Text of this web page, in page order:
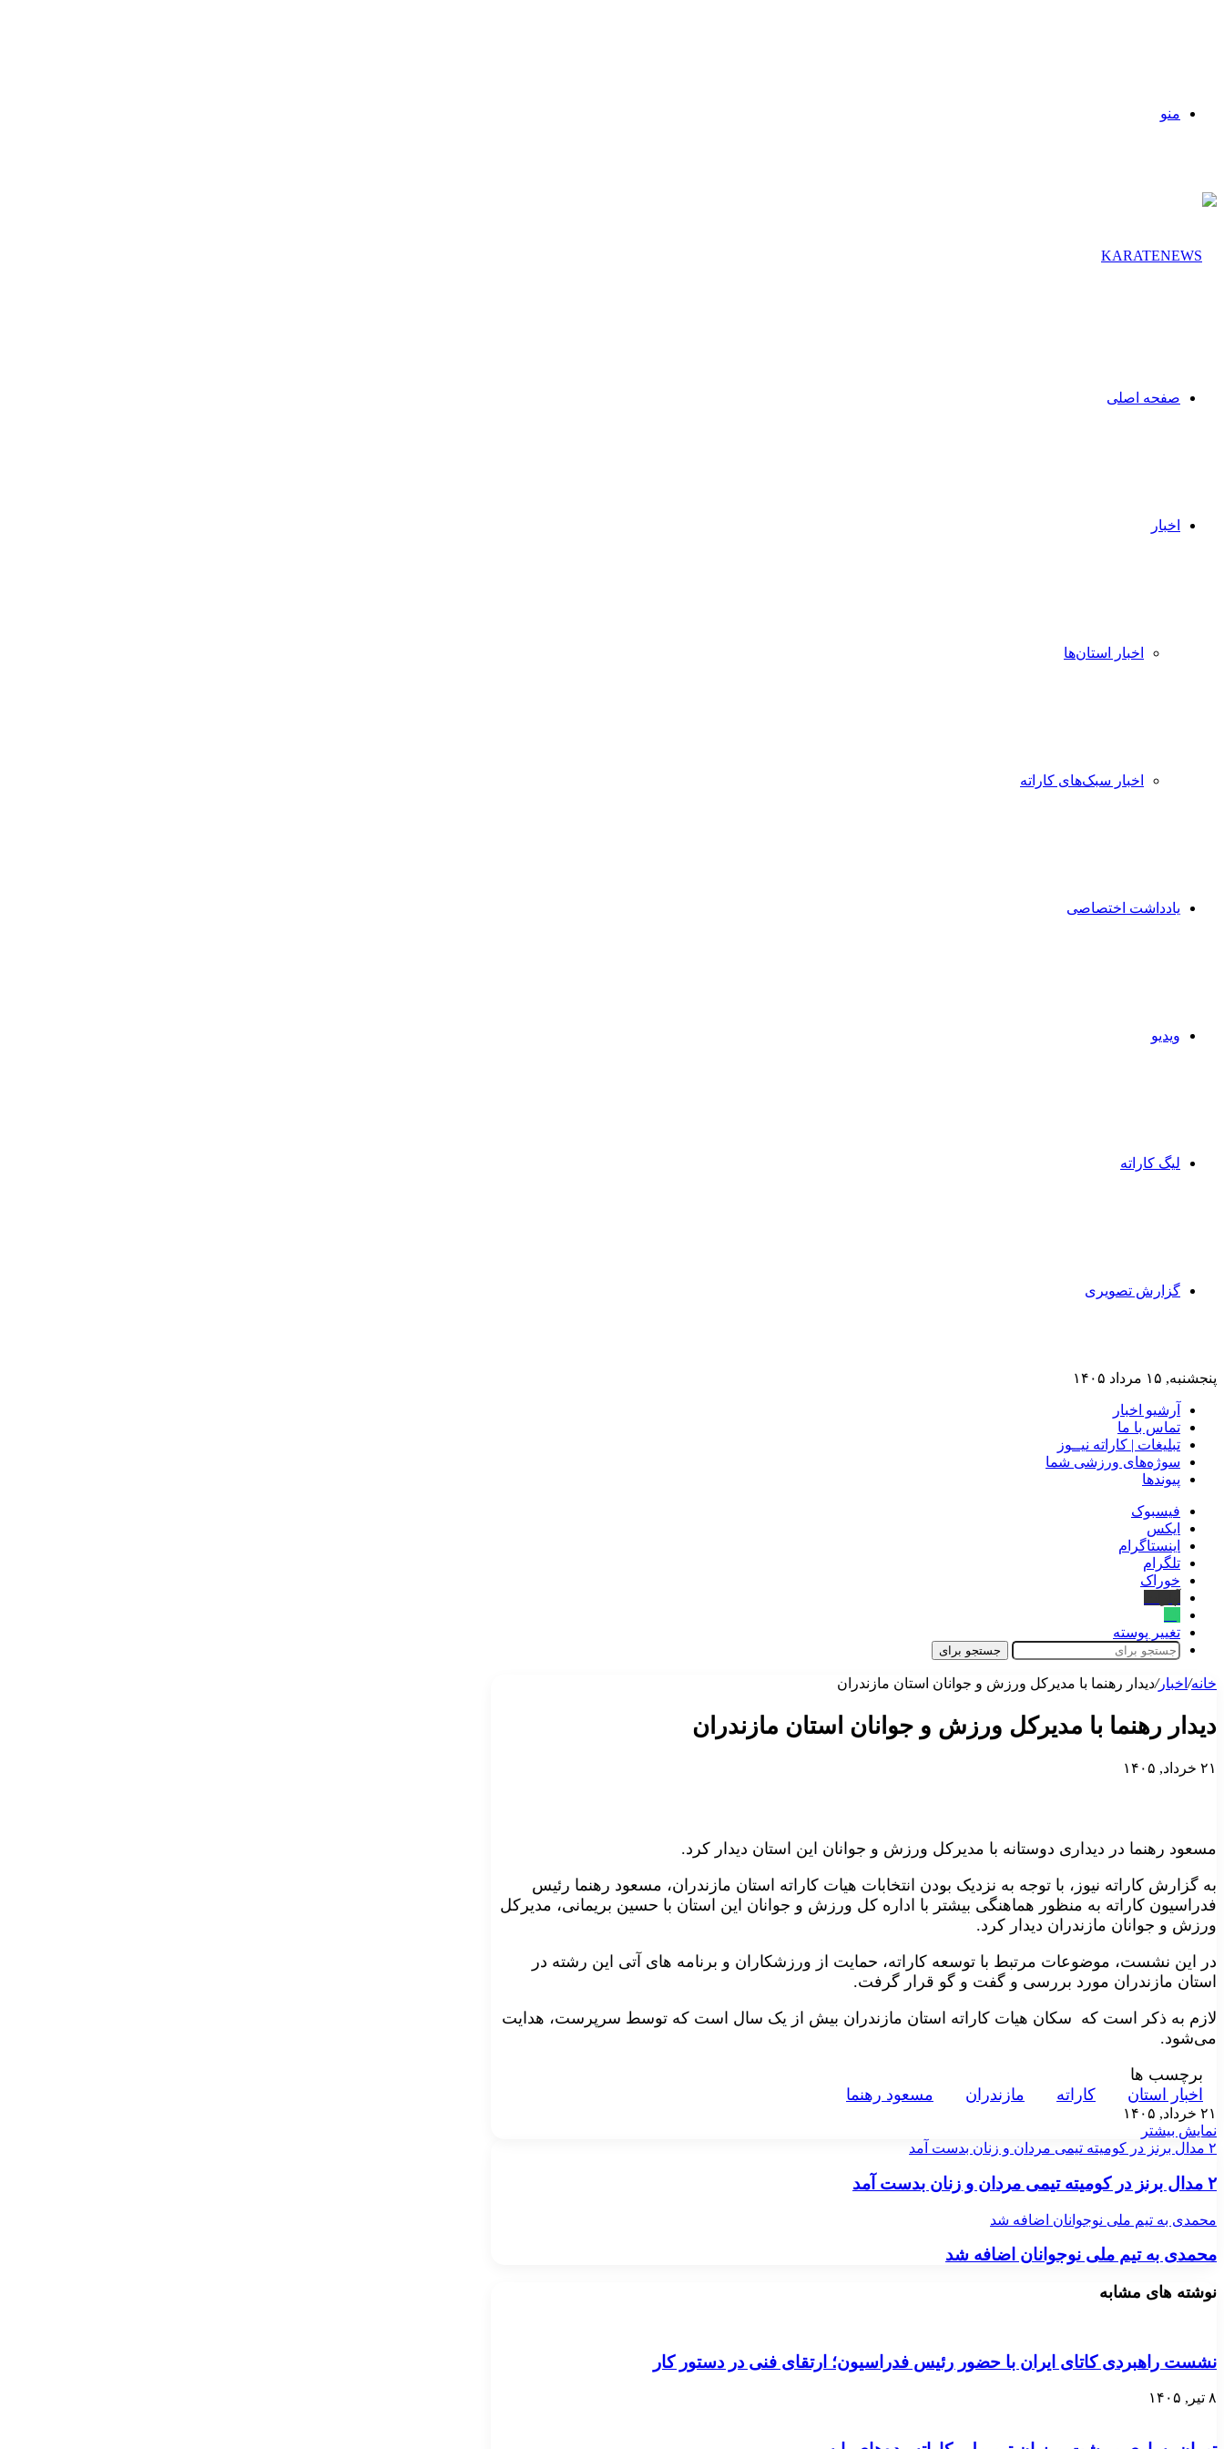
منو
صفحه اصلی
اخبار
اخبار استان‌ها
اخبار سبک‌های کاراته
یادداشت اختصاصی
ویدیو
لیگ کاراته
گزارش تصویری
پنجشنبه, ۱۵ مرداد ۱۴۰۵
آرشیو اخبار
تماس‌ با‌ ما
تبلیغات | کاراته نیــوز
سوژه‌های ورزشی شما
پیوندها
فیسبوک
ایکس
اینستاگرام
تلگرام
خوراک
تغییر پوسته
جستجو برای
خانه/ اخبار/دیدار رهنما با مدیرکل ورزش و جوانان استان مازندران
دیدار رهنما با مدیرکل ورزش و جوانان استان مازندران
۲۱ خرداد, ۱۴۰۵
مسعود رهنما در دیداری دوستانه با مدیرکل ورزش و جوانان این استان دیدار کرد.
به گزارش کاراته نیوز، با توجه به نزدیک بودن انتخابات هیات کاراته استان مازندران، مسعود رهنما رئیس
فدراسیون کاراته به منظور هماهنگی بیشتر با اداره کل ورزش و جوانان این استان با حسین بریمانی، مدیرکل
ورزش و جوانان مازندران دیدار کرد.
در این نشست، موضوعات مرتبط با توسعه کاراته، حمایت از ورزشکاران و برنامه های آتی این رشته در
استان مازندران مورد بررسی و گفت و گو قرار گرفت.
لازم به ذکر است که سکان هیات کاراته استان مازندران بیش از یک سال است که توسط سرپرست، هدایت
می‌شود.
برچسب ها
اخبار استان
کاراته مازندران مسعود رهنما
۲۱ خرداد, ۱۴۰۵
نمایش بیشتر
۲ مدال برنز در کومیته تیمی مردان و زنان بدست آمد
۲ مدال برنز در کومیته تیمی مردان و زنان بدست آمد
محمدی به تیم ملی نوجوانان اضافه شد
محمدی به تیم ملی نوجوانان اضافه شد
نوشته های مشابه
نشست راهبردی کاتای ایران با حضور رئیس فدراسیون؛ ارتقای فنی در دستور کار
۸ تیر, ۱۴۰۵